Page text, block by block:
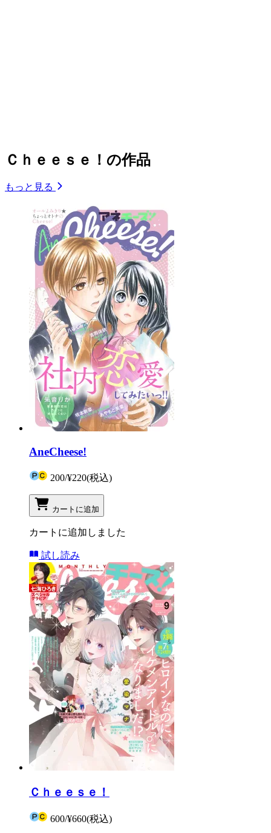
Ｃｈｅｅｓｅ！の作品
もっと見る
AneCheese!
200/¥220(税込)
カートに追加
カートに追加しました
試し読み
Ｃｈｅｅｓｅ！
600/¥660(税込)